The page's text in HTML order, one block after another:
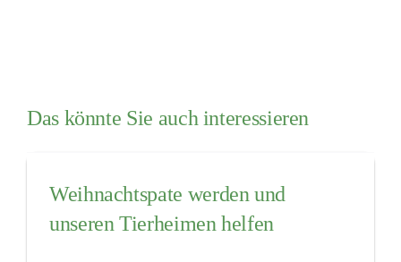
Das könnte Sie auch interessieren
Weihnachtspate werden und
unseren Tierheimen helfen